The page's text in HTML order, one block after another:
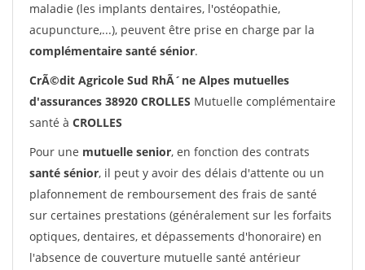
maladie (les implants dentaires, l'ostéopathie,
acupuncture,...), peuvent être prise en charge par la
complémentaire santé sénior.
CrÃ©dit Agricole Sud RhÃ´ne Alpes mutuelles
d'assurances 38920 CROLLES Mutuelle complémentaire
santé à CROLLES
Pour une mutuelle senior, en fonction des contrats
santé sénior, il peut y avoir des délais d'attente ou un
plafonnement de remboursement des frais de santé
sur certaines prestations (généralement sur les forfaits
optiques, dentaires, et dépassements d'honoraire) en
l'absence de couverture mutuelle santé antérieur